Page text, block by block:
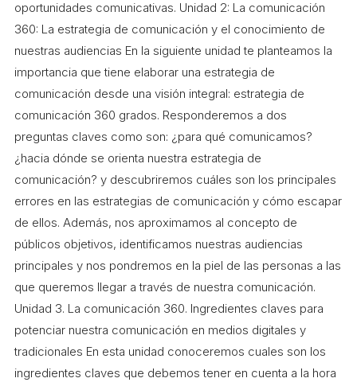
oportunidades comunicativas. Unidad 2: La comunicación
360: La estrategia de comunicación y el conocimiento de
nuestras audiencias En la siguiente unidad te planteamos la
importancia que tiene elaborar una estrategia de
comunicación desde una visión integral: estrategia de
comunicación 360 grados. Responderemos a dos
preguntas claves como son: ¿para qué comunicamos?
¿hacia dónde se orienta nuestra estrategia de
comunicación? y descubriremos cuáles son los principales
errores en las estrategias de comunicación y cómo escapar
de ellos. Además, nos aproximamos al concepto de
públicos objetivos, identificamos nuestras audiencias
principales y nos pondremos en la piel de las personas a las
que queremos llegar a través de nuestra comunicación.
Unidad 3. La comunicación 360. Ingredientes claves para
potenciar nuestra comunicación en medios digitales y
tradicionales En esta unidad conoceremos cuales son los
ingredientes claves que debemos tener en cuenta a la hora